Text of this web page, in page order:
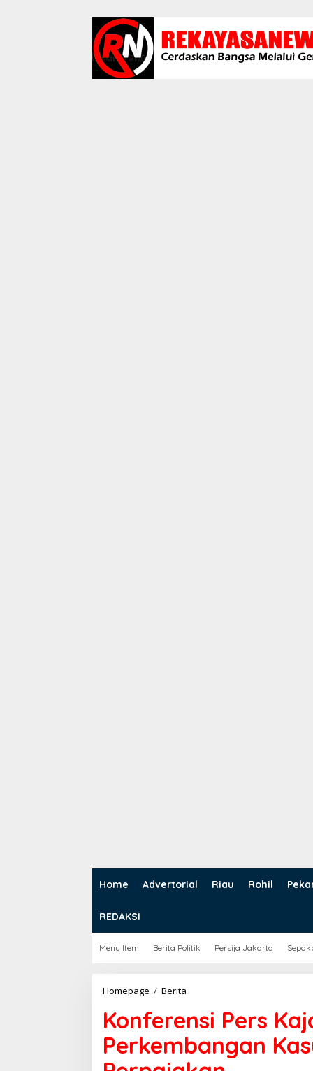
Home Advertorial Riau Rohil
REDAKSI
Menu Item Berita Politik Persija Jakarta
Homepage / Berita
n
f
e
r
e
Konferensi Pers
Perkembangan